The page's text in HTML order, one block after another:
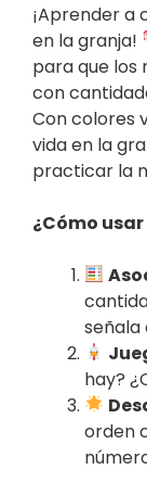
¡Aprender a
en la granja!
para que los
con
Con colores
vida en la
practicar la
¿Cómo
señala
hay?
orden